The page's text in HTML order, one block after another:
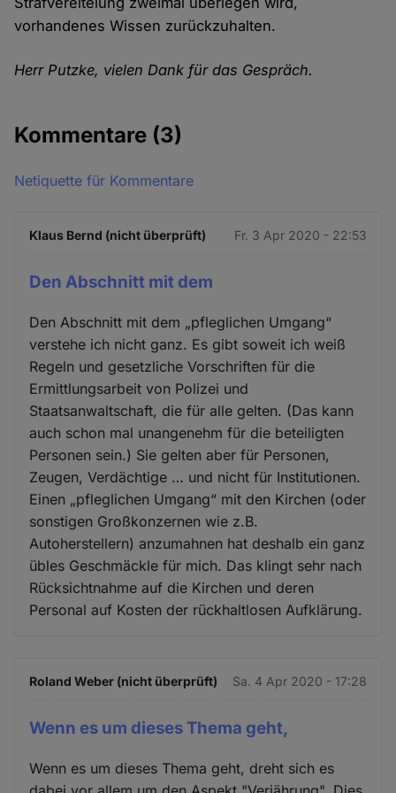
vorhandenes Wissen zurückzuhalten.
Herr Putzke, vielen Dank für das Gespräch.
Kommentare (3)
Netiquette für Kommentare
Klaus Bernd (nicht überprüft) Fr. 3 Apr 2020 - 22:53
Den Abschnitt mit dem
Den Abschnitt mit dem „pfleglichen Umgang“
verstehe ich nicht ganz. Es gibt soweit ich weiß
Regeln und gesetzliche Vorschriften für die
Ermittlungsarbeit von Polizei und
Staatsanwaltschaft, die für alle gelten. (Das kann
auch schon mal unangenehm für die beteiligten
Personen sein.) Sie gelten aber für Personen,
Zeugen, Verdächtige … und nicht für Institutionen.
Einen „pfleglichen Umgang“ mit den Kirchen (oder
sonstigen Großkonzernen wie z.B.
Autoherstellern) anzumahnen hat deshalb ein ganz
übles Geschmäckle für mich. Das klingt sehr nach
Rücksichtnahme auf die Kirchen und deren
Personal auf Kosten der rückhaltlosen Aufklärung.
Roland Weber (nicht überprüft) Sa. 4 Apr 2020 - 17:28
Wenn es um dieses Thema geht,
Wenn es um dieses Thema geht, dreht sich es